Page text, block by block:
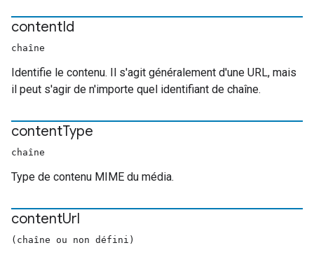
contentId
chaîne
Identifie le contenu. Il s'agit généralement d'une URL, mais
il peut s'agir de n'importe quel identifiant de chaîne.
contentType
chaîne
Type de contenu MIME du média.
contentUrl
(chaîne ou non défini)